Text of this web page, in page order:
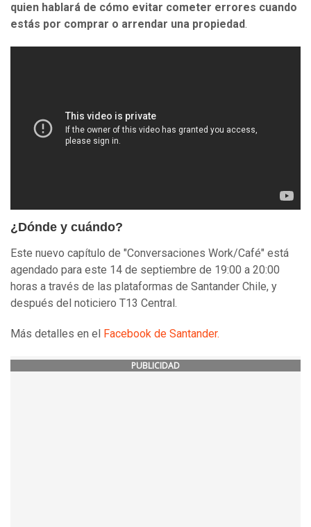
quien hablará de cómo evitar cometer errores cuando
estás por comprar o arrendar una propiedad.
¿Dónde y cuándo?
Este nuevo capítulo de "Conversaciones Work/Café" está
agendado para este 14 de septiembre de 19:00 a 20:00
horas a través de las plataformas de Santander Chile, y
después del noticiero T13 Central.
Más detalles en el Facebook de Santander.
PUBLICIDAD